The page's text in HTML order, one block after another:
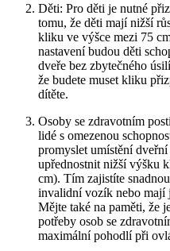
Děti: Pro děti je⁣ nutné
tomu, že děti mají nižší
kliku ve výšce mezi 75
nastavení budou děti
‍dveře​ bez zbytečného
že budete muset kliku
dítěte.
Osoby se zdravotním
lidé s omezenou
promyslet umístění
upřednostnit nižší výšku
cm). Tím ​zajistíte
invalidní vozík nebo ⁣mají
Mějte také na paměti, že
potřeby osob se
‌maximální pohodlí při⁤